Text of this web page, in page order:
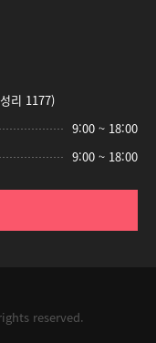
리 1177)
9:00 ~ 18:00
9:00 ~ 18:00
reserved.